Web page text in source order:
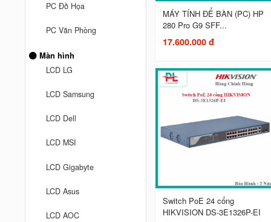
PC Đồ Họa
PC Văn Phòng
Màn hình
LCD LG
LCD Samsung
LCD Dell
LCD MSI
LCD Gigabyte
LCD Asus
LCD AOC
MÁY TÍNH ĐỂ BÀN (PC) HP
280 Pro G9 SFF...
17.600.000 đ
Switch PoE 24 cổng
HIKVISION DS-3E1326P-EI